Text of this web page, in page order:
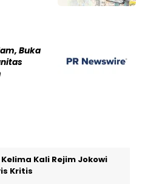
Buka
Kali Rejim Jokowi
Kritis